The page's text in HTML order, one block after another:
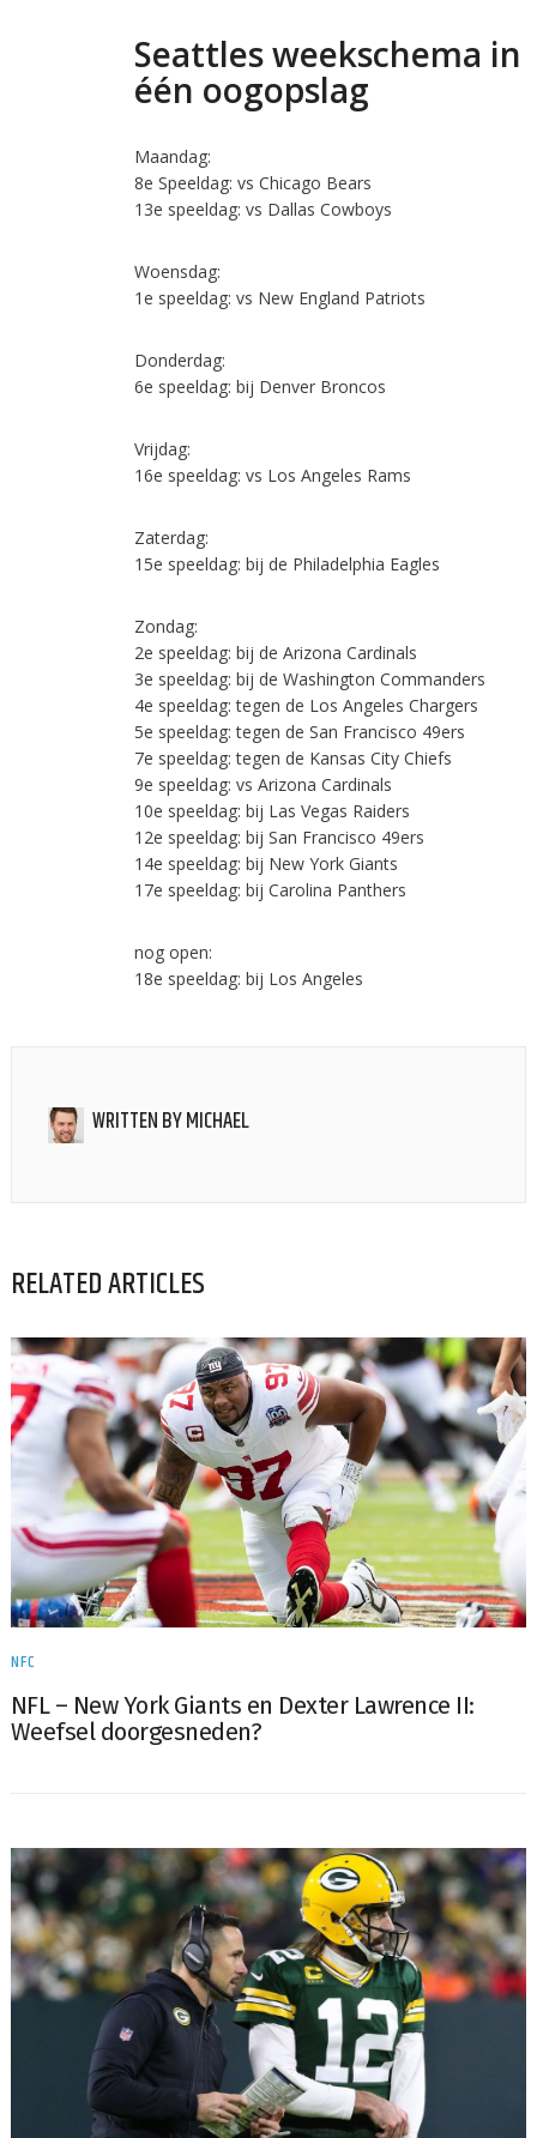
Seattles weekschema in
één oogopslag
Maandag:
8e Speeldag: vs Chicago Bears
13e speeldag: vs Dallas Cowboys
Woensdag:
1e speeldag: vs New England Patriots
Donderdag:
6e speeldag: bij Denver Broncos
Vrijdag:
16e speeldag: vs Los Angeles Rams
Zaterdag:
15e speeldag: bij de Philadelphia Eagles
Zondag:
2e speeldag: bij de Arizona Cardinals
3e speeldag: bij de Washington Commanders
4e speeldag: tegen de Los Angeles Chargers
5e speeldag: tegen de San Francisco 49ers
7e speeldag: tegen de Kansas City Chiefs
9e speeldag: vs Arizona Cardinals
10e speeldag: bij Las Vegas Raiders
12e speeldag: bij San Francisco 49ers
14e speeldag: bij New York Giants
17e speeldag: bij Carolina Panthers
nog open:
18e speeldag: bij Los Angeles
WRITTEN BYMICHAEL
RELATED ARTICLES
NFC
NFL – New York Giants en Dexter Lawrence II:
Weefsel doorgesneden?